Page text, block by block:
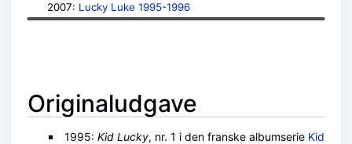
2007: Lucky Luke 1995-1996
Originaludgave
1995: Kid Lucky, nr. 1 i den franske albumserie Kid